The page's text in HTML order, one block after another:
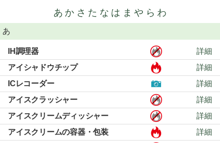
あ か さ た な は ま や ら わ
あ
IH調理器
詳細
アイシャドウチップ
詳細
ICレコーダー
詳細
アイスクラッシャー
詳細
アイスクリームディッシャー
詳細
アイスクリームの容器・包装
詳細